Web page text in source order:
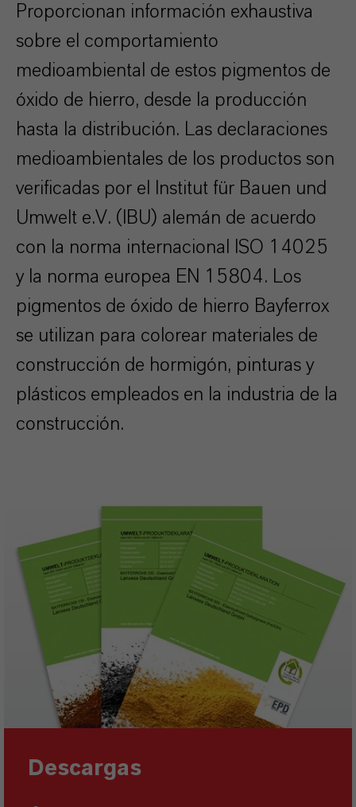
Proporcionan información exhaustiva
sobre el comportamiento
medioambiental de estos pigmentos de
óxido de hierro, desde la producción
hasta la distribución. Las declaraciones
medioambientales de los productos son
verificadas por el Institut für Bauen und
Umwelt e.V. (IBU) alemán de acuerdo
con la norma internacional ISO 14025
y la norma europea EN 15804. Los
pigmentos de óxido de hierro Bayferrox
se utilizan para colorear materiales de
construcción de hormigón, pinturas y
plásticos empleados en la industria de la
construcción.
Descargas